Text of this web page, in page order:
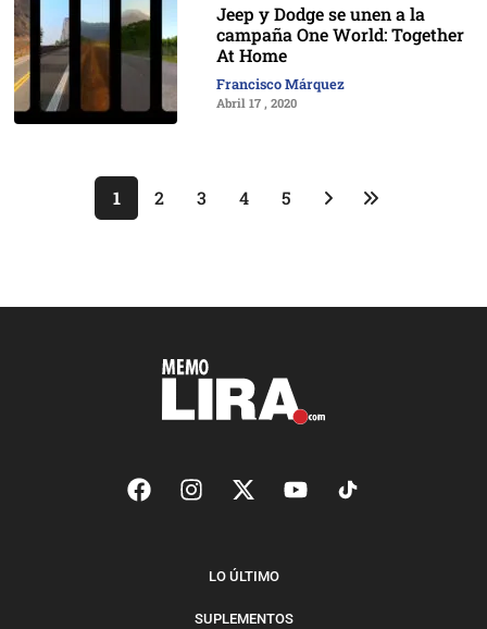
Jeep y Dodge se unen a la
campaña One World: Together
At Home
Francisco Márquez
Abril 17 , 2020
1 2 3 4 5
LO ÚLTIMO
SUPLEMENTOS